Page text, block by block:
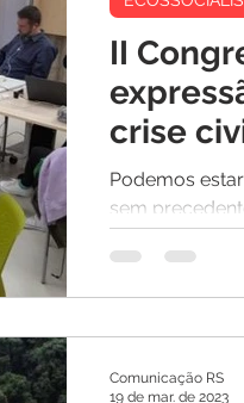
II
crise
debate
Podemos
sem
baseada em
Comunicação RS
19 de mar. de 2023